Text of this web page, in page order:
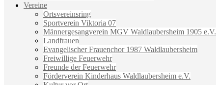
Vereine
Ortsvereinsring
Sportverein Viktoria 07
Männergesangverein MGV Waldlaubersheim 1905 e.V.
Landfrauen
Evangelischer Frauenchor 1987 Waldlaubersheim
Freiwillige Feuerwehr
Freunde der Feuerwehr
Förderverein Kinderhaus Waldlaubersheim e.V.